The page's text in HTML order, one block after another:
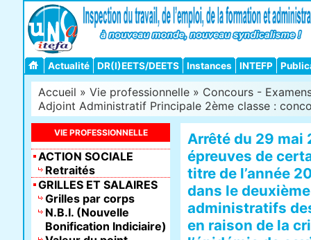
Actualité DR(I)EETS/DEETS Instances INTEFP
Accueil » Vie professionnelle » Concours -
Adjoint Administratif Principale 2ème classe :
Arrêté du 29
épreuves de
titre de l’année
dans le
administratifs
en raison de la
VIE PROFESSIONNELLE
ACTION SOCIALE
Retraités
GRILLES ET SALAIRES
Grilles par corps
N.B.I. (Nouvelle
Bonification Indiciaire)